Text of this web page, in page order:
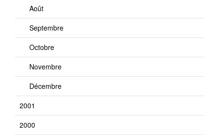
Août
Septembre
Octobre
Novembre
Décembre
2001
2000